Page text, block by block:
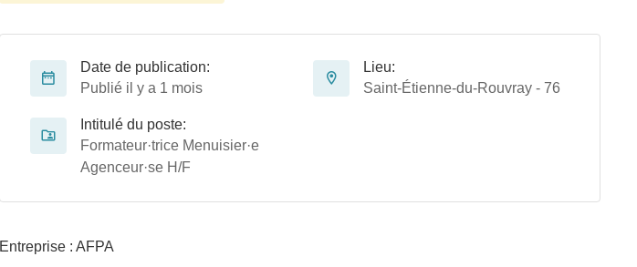
Date de publication:
Publié il y a 1 mois
Lieu:
Saint-Étienne-du-Rouvray - 76
Intitulé du poste:
Formateur·trice Menuisier·e
Agenceur·se H/F
Entreprise : AFPA